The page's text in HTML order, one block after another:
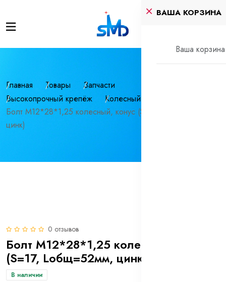
ВАША КОРЗИНА
Ваша корзина
Главная Товары
Запчасти
Высокопрочный крепёж
Колесный крепеж
Болт М12*28*1,25 колесный, конус (S=17, Lобщ=52мм,
цинк)
0 отзывов
Болт М12*28*1,25 колесный, конус
(S=17, Lобщ=52мм, цинк)
В наличии